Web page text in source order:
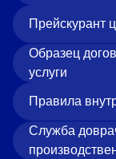
Прейскурант
Образец
услуги
Правила
Служба